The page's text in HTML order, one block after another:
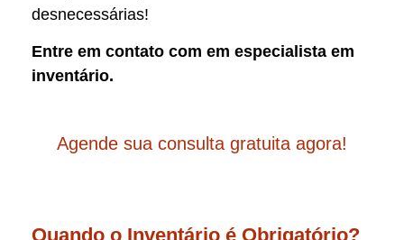
desnecessárias!
Entre em contato com em especialista em
inventário.
Agende sua consulta gratuita agora!
Quando o Inventário é Obrigatório?